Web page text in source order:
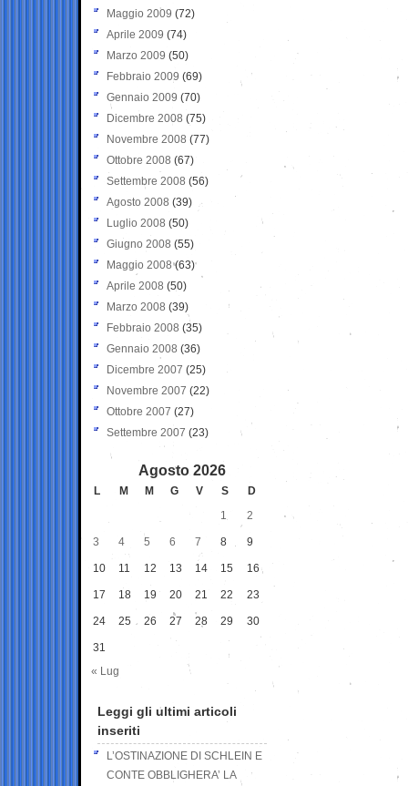
Maggio 2009 (72)
Aprile 2009 (74)
Marzo 2009 (50)
Febbraio 2009 (69)
Gennaio 2009 (70)
Dicembre 2008 (75)
Novembre 2008 (77)
Ottobre 2008 (67)
Settembre 2008 (56)
Agosto 2008 (39)
Luglio 2008 (50)
Giugno 2008 (55)
Maggio 2008(63)
Aprile 2008 (50)
Marzo 2008 (39)
Febbraio 2008 (35)
Gennaio 2008 (36)
Dicembre 2007 (25)
Novembre 2007 (22)
Ottobre 2007 (27)
Settembre 2007 (23)
Agosto 2026
L M M G V S
D
1
2
3 4 5 6 7 8 9
10 11 12 13 14 15 16
17 18 19 20 21 22 23
24 25 26 27 28 29 30
31
« Lug
Leggi gli ultimi articoli
inseriti
L’OSTINAZIONE DI SCHLEIN E
CONTE OBBLIGHERA’ LA